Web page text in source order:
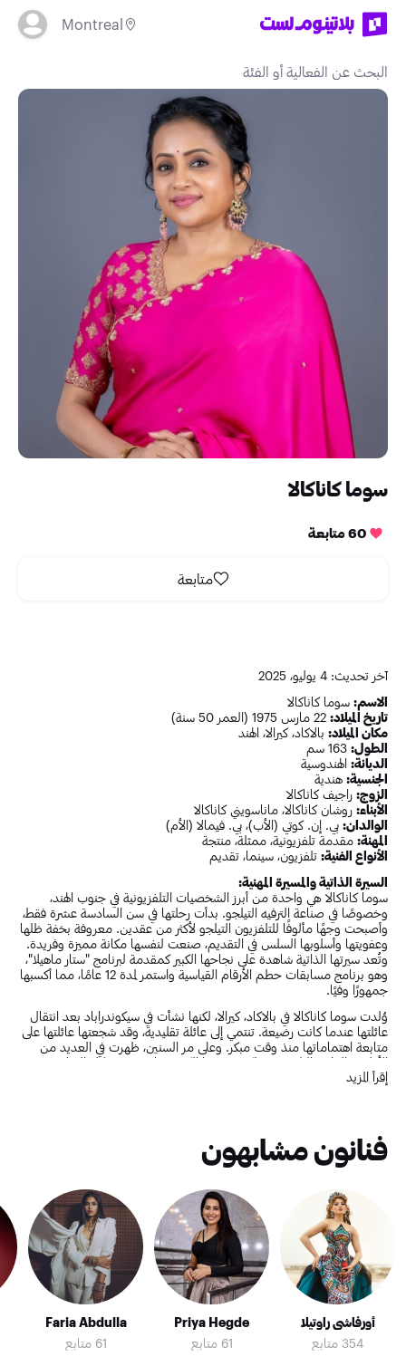
Montreal
سوما كاناكالا
متابعة
آخر تحديث: 4 يوليو، 2025
الاسم: سوما كاناكالا
تاريخ الميلاد:
مكان الميلاد: بالاكاد، كيرالا، الهند
الطول:
الديانة: الهندوسية
الجنسية: هندية
الزوج: راجيف كاناكالا
الأبناء: روشان كاناكالا، ماناسويني كاناكالا
الوالدان: بي. إن. كوتي (الأب)، بي. فيمالا (الأم)
المهنة: مقدمة تلفزيونية، ممثلة، منتجة
الأنواع الفنية: تلفزيون، سينما، تقديم
السيرة الذاتية والمسيرة المهنية:
سوما كاناكالا هي واحدة من أبرز الشخصيات التلفزيونية في جنوب الهند،
وخصوصًا في صناعة الترفيه التيلجو. بدأت رحلتها في سن السادسة عشرة فقط،
وأصبحت وجهًا مألوفًا للتلفزيون التيلجو لأكثر من عقدين. معروفة بخفة ظلها
وعفويتها وأسلوبها السلس في التقديم، صنعت لنفسها مكانة مميزة وفريدة.
وتُعد سيرتها الذاتية شاهدة على نجاحها الكبير كمقدمة لبرنامج "ستار ماهيلا"،
وهو برنامج مسابقات حطم الأرقام القياسية واستمر لمدة 12 عامًا، مما أكسبها
جمهورًا وفيًا.
وُلدت سوما كاناكالا في بالاكاد، كيرالا، لكنها نشأت في سيكوندراباد بعد انتقال
عائلتها عندما كانت رضيعة. تنتمي إلى عائلة تقليدية، وقد شجعتها عائلتها على
متابعة اهتماماتها منذ وقت مبكر. وعلى مر السنين، ظهرت في العديد من
الأفلام والبرامج التلفزيونية، لكن شهرتها الكبرى جاءت من خلال الشاشة
الصغيرة. ومن أبرز ما يميزها كمقدمة هو إتقانها للغة التيلجو رغم كونها من
الفني، ولديهما طفلان، من بينهما ابنة تُدعى ماناسويني وابن يُدعى روشان.
تحافظ سوما على بساطة حياتها الشخصية، وتشارك جمهورها لمحات من
حياتها العائلية، بما في ذلك والدها بي. إن. كوتي ووالدتها بي. فيمالا، اللذان
بمزيج من القيم التقليدية والجاذبية العصرية، أصبحت الممثلة سوما كاناكالا
شخصية محترمة، ليس فقط بفضل موهبتها بل أيضًا بسبب احترافيتها وقدرتها
على التواصل مع الجمهور.
أفلام وبرامج سوما كاناكالا:
جايامّا بانشاياتي (2022)
أوه! بيبي (2019)
دي (2007)
أورو فيليوم كاثورثو (1998)
إقرأ المزيد
فنانون مشابهون
أورفاشي راوتيلا
354 متابع
Priya Hegde
61 متابع
Faria Abdulla
61 متابع